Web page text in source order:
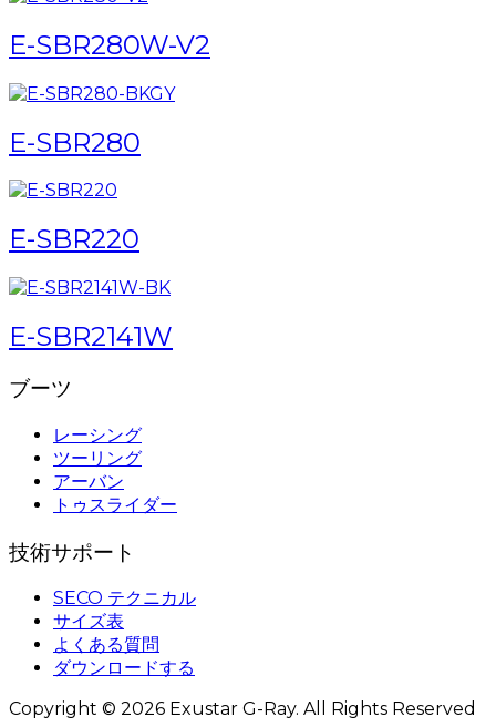
E-SBR280W-V2
E-SBR280
E-SBR220
E-SBR2141W
ブーツ
レーシング
ツーリング
アーバン
トゥスライダー
技術サポート
SECO テクニカル
サイズ表
よくある質問
ダウンロードする
Copyright © 2026 Exustar G-Ray. All Rights Reserved